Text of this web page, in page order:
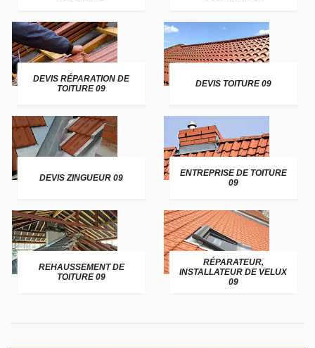
DEVIS RÉPARATION DE
TOITURE 09
DEVIS TOITURE 09
DEVIS ZINGUEUR 09
ENTREPRISE DE TOITURE
09
REHAUSSEMENT DE
TOITURE 09
RÉPARATEUR,
INSTALLATEUR DE VELUX
09